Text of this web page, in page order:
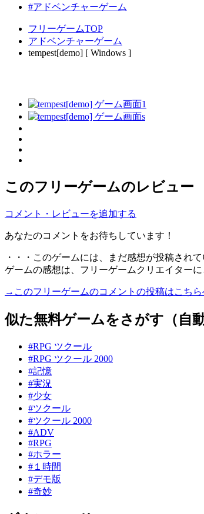
#アドベンチャーゲーム
フリーゲームTOP
アドベンチャーゲーム
tempest[demo] [ Windows ]
このフリーゲームのレビュー
コメント・レビューを追加する
あなたのコメントをお待ちしています！
・・・このゲームには、まだ感想が投稿され
ゲームの感想は、フリーゲームクリエイター
→このフリーゲームのコメントの投稿はこちら
似た無料ゲームをさがす（自動
#RPG ツクール
#RPG ツクール 2000
#記憶
#実況
#少女
#ツクール
#ツクール 2000
#ADV
#RPG
#ホラー
#１時間
#デモ版
#奇妙